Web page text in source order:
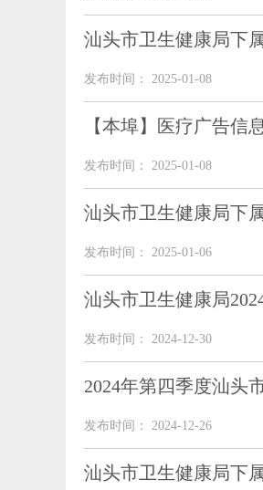
汕头市卫生健康局下
发布时间： 2025-01-08
【本埠】医疗广告信
发布时间： 2025-01-08
汕头市卫生健康局下
发布时间： 2025-01-06
汕头市卫生健康局
发布时间： 2024-12-30
2024年第四季度汕头
发布时间： 2024-12-26
汕头市卫生健康局下